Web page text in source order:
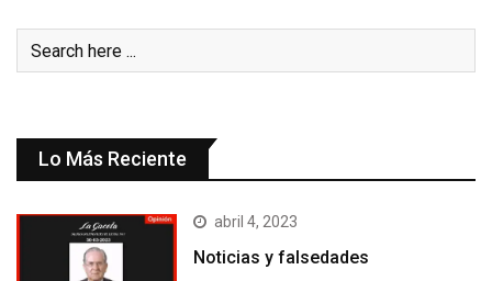
Lo Más Reciente
abril 4, 2023
Noticias y falsedades